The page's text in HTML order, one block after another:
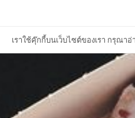
เราใช้คุ๊กกี้บนเว็บไซต์ของเรา กรุณา